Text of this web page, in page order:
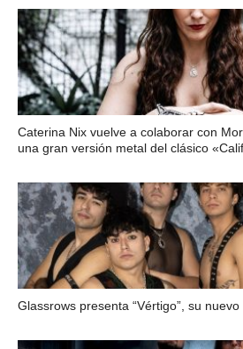
Caterina Nix vuelve a colaborar con
una gran versión metal del clásico
Glassrows presenta “Vértigo”, su nuevo